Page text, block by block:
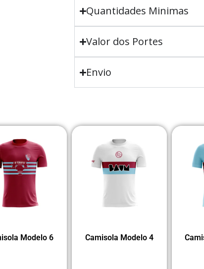
Quantidades Minimas
Valor dos Portes
Envio
Modelo 6 Camisola Modelo 4